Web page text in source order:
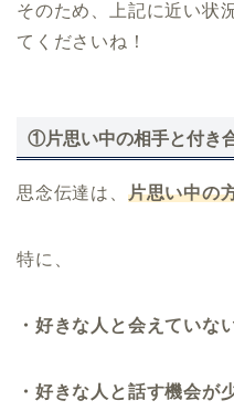
そのため、上記に近い状
てくださいね！
①片思い中の相手と付き
思念伝達は、 片思い中の
特に、
・好きな人と会えていな
・好きな人と話す機会が